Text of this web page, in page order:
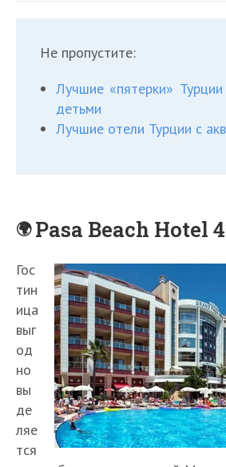
Не пропустите:
Лучшие «пятерки»
детьми
Лучшие отели Турции с
Pasa Beach Hotel
Гос
тин
ица
выг
од
но
вы
де
ляе
тся